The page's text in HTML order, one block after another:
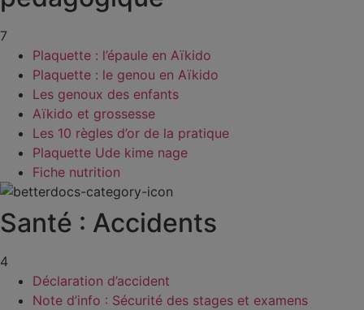
7
Plaquette : l’épaule en Aïkido
Plaquette : le genou en Aïkido
Les genoux des enfants
Aïkido et grossesse
Les 10 règles d’or de la pratique
Plaquette Ude kime nage
Fiche nutrition
Santé : Accidents
4
Déclaration d’accident
Note d’info : Sécurité des stages et examens